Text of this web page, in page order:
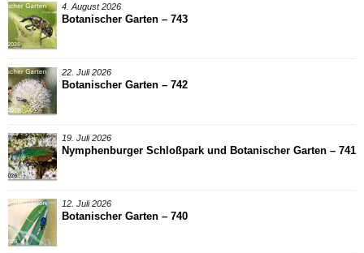
4. August 2026
Botanischer Garten – 743
22. Juli 2026
Botanischer Garten – 742
19. Juli 2026
Nymphenburger Schloßpark und Botanischer Garten – 741
12. Juli 2026
Botanischer Garten – 740